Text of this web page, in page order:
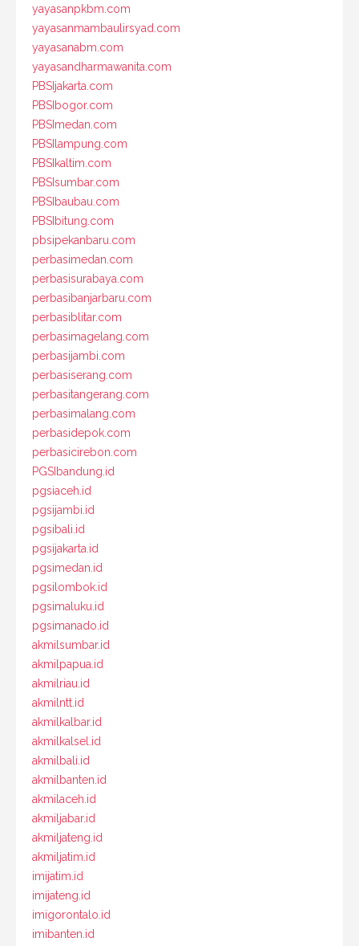
yayasanpkbm.com
yayasanmambaulirsyad.com
yayasanabm.com
yayasandharmawanita.com
PBSIjakarta.com
PBSIbogor.com
PBSImedan.com
PBSIlampung.com
PBSIkaltim.com
PBSIsumbar.com
PBSIbaubau.com
PBSIbitung.com
pbsipekanbaru.com
perbasimedan.com
perbasisurabaya.com
perbasibanjarbaru.com
perbasiblitar.com
perbasimagelang.com
perbasijambi.com
perbasiserang.com
perbasitangerang.com
perbasimalang.com
perbasidepok.com
perbasicirebon.com
PGSIbandung.id
pgsiaceh.id
pgsijambi.id
pgsibali.id
pgsijakarta.id
pgsimedan.id
pgsilombok.id
pgsimaluku.id
pgsimanado.id
akmilsumbar.id
akmilpapua.id
akmilriau.id
akmilntt.id
akmilkalbar.id
akmilkalsel.id
akmilbali.id
akmilbanten.id
akmilaceh.id
akmiljabar.id
akmiljateng.id
akmiljatim.id
imijatim.id
imijateng.id
imigorontalo.id
imibanten.id